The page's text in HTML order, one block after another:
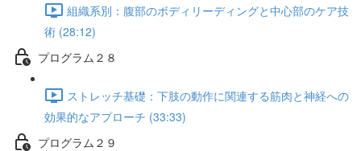
組織系別：腹部のボディリーディングと中心部のケア技
術 (28:12)
プログラム２８
ストレッチ基礎：下肢の動作に関連する筋肉と神経への
効果的なアプローチ (33:33)
プログラム２９